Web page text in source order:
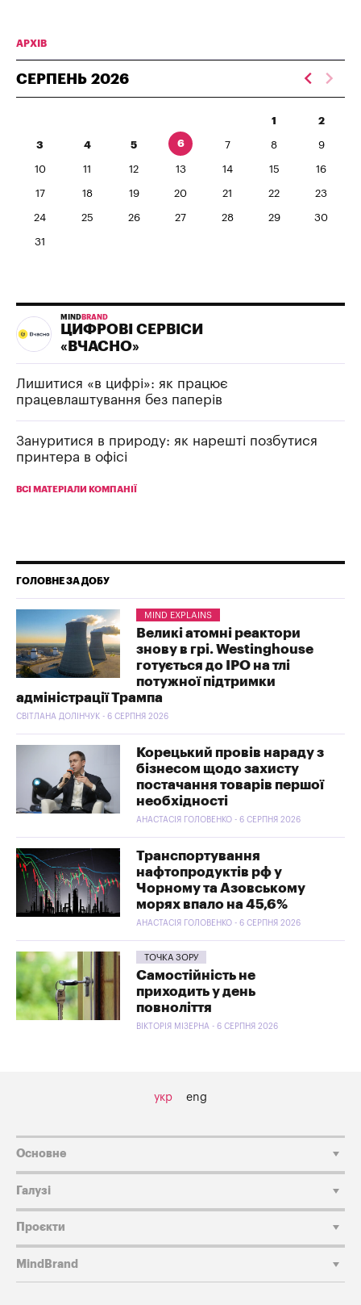
АРХІВ
СЕРПЕНЬ 2026
1 2
3 4 5 6 7 8 9
10 11 12 13 14 15 16
17 18 19 20 21 22 23
24 25 26 27 28 29 30
31
MIND BRAND
ЦИФРОВІ СЕРВІСИ
«ВЧАСНО»
Лишитися «в цифрі»: як працює
працевлаштування без паперів
Зануритися в природу: як нарешті позбутися
принтера в офісі
ВСІ МАТЕРІАЛИ КОМПАНІЇ
ГОЛОВНЕ ЗА ДОБУ
MIND EXPLAINS
Великі атомні реактори
знову в грі. Westinghouse
готується до IPO на тлі
потужної підтримки
адміністрації Трампа
СВІТЛАНА ДОЛІНЧУК - 6 СЕРПНЯ 2026
Корецький провів нараду з
бізнесом щодо захисту
постачання товарів першої
необхідності
АНАСТАСІЯ ГОЛОВЕНКО - 6 СЕРПНЯ 2026
Транспортування
нафтопродуктів рф у
Чорному та Азовському
морях впало на 45,6%
АНАСТАСІЯ ГОЛОВЕНКО - 6 СЕРПНЯ 2026
ТОЧКА ЗОРУ
Самостійність не
приходить у день
повноліття
ВІКТОРІЯ МІЗЕРНА - 6 СЕРПНЯ 2026
укр eng
Основне
Галузі
Проєкти
MindBrand